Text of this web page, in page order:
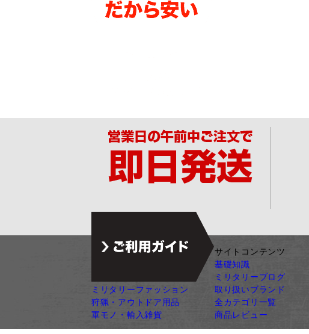
ジャンル別カテゴリ
ミリタリーファッション
狩猟・アウトドア用品
軍モノ・輸入雑貨
サイトコンテンツ
基礎知識
ミリタリーブログ
取り扱いブランド
全カテゴリ一覧
商品レビュー